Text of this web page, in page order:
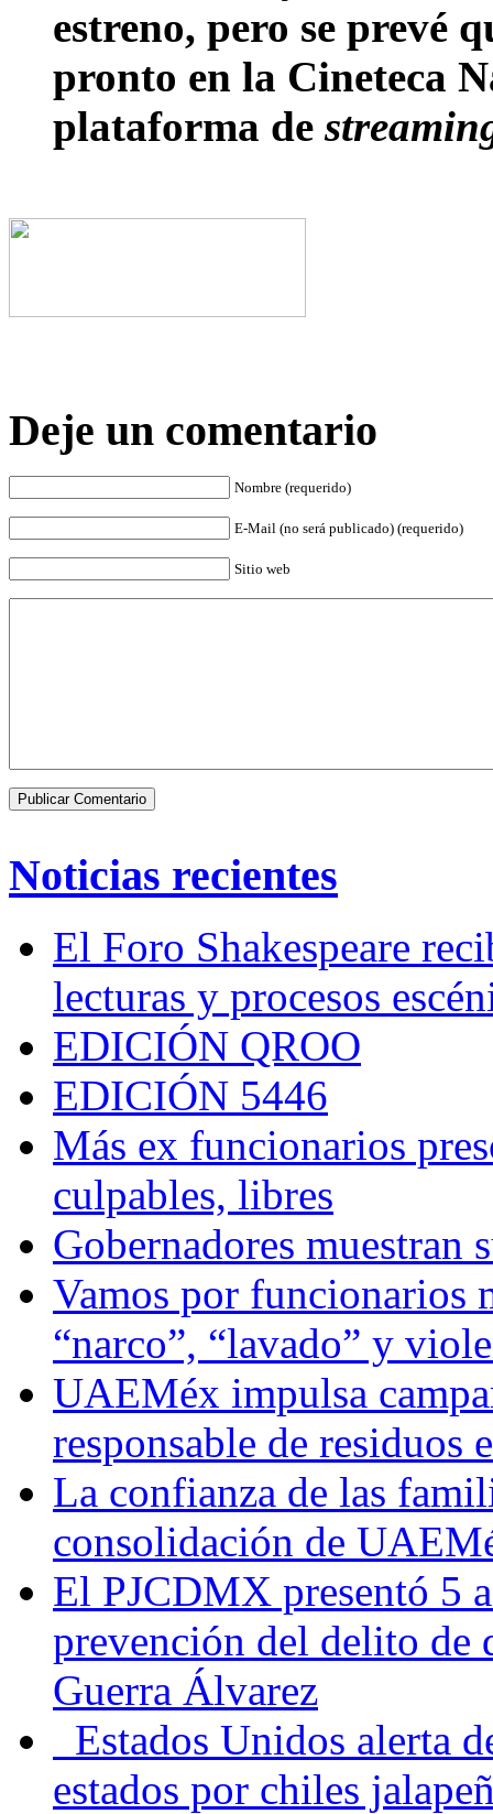
estreno, pero se prevé
pronto en la Cineteca
plataforma de
Deje un comentario
Nombre (requerido)
E-Mail (no será publicado) (requerido)
Sitio web
Noticias recientes
El Foro Shakespeare
lecturas y procesos
EDICIÓN QROO
EDICIÓN 5446
Más ex funcionarios
culpables, libres
Gobernadores muestran
Vamos por funcionarios
“narco”, “lavado” y
UAEMéx impulsa
responsable de residuos
La confianza de las
consolidación de
El PJCDMX presentó 5
prevención del delito de
Guerra Álvarez
Estados Unidos alerta
estados por chiles